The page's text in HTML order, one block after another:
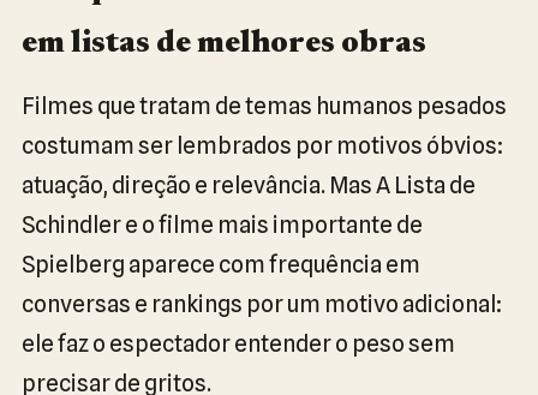
em listas de melhores obras
Filmes que tratam de temas humanos pesados
costumam ser lembrados por motivos óbvios:
atuação, direção e relevância. Mas A Lista de
Schindler e o filme mais importante de
Spielberg aparece com frequência em
conversas e rankings por um motivo adicional:
ele faz o espectador entender o peso sem
precisar de gritos.